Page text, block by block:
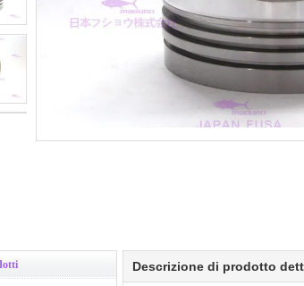
Descrizione di prodotto